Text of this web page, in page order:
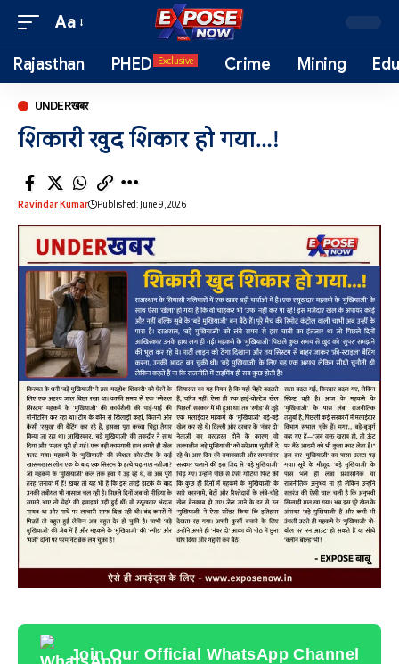
Aa
Rajasthan PHED Exclusive Crime Mining
UNDERखबर
शिकारी खुद शिकार हो गया…!
Ravindar Kumar Published: June 9, 2026
Join Our Official WhatsApp Channel